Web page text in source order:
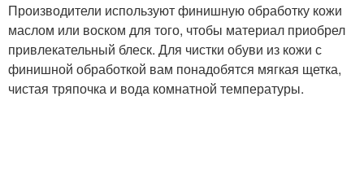
Производители используют финишную обработку кожи
маслом или воском для того, чтобы материал приобрел
привлекательный блеск. Для чистки обуви из кожи с
финишной обработкой вам понадобятся мягкая щетка,
чистая тряпочка и вода комнатной температуры.